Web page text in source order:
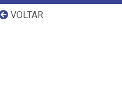
VOLTAR